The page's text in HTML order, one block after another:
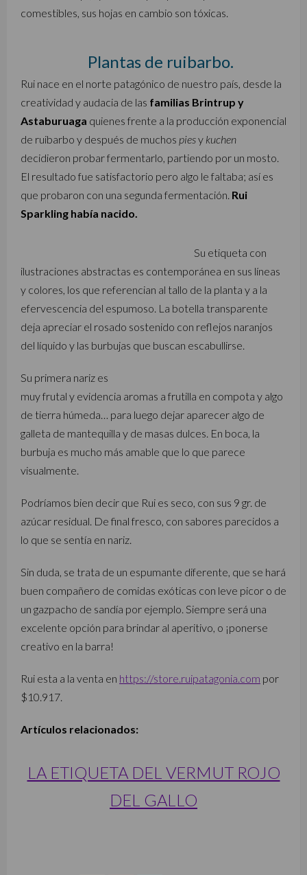
comestibles, sus hojas en cambio son tóxicas.
Plantas de ruibarbo.
Rui nace en el norte patagónico de nuestro país, desde la
creatividad y audacia de las familias Brintrup y
Astaburuaga quienes frente a la producción exponencial
de ruibarbo y después de muchos piesy kuchen
decidieron probar fermentarlo, partiendo por un mosto.
El resultado fue satisfactorio pero algo le faltaba; así es
que probaron con una segunda fermentación. Rui
Sparkling había nacido.
Su etiqueta con
ilustraciones abstractas es contemporánea en sus líneas
y colores, los que referencian al tallo de la planta y a la
efervescencia del espumoso. La botella transparente
deja apreciar el rosado sostenido con reflejos naranjos
del líquido y las burbujas que buscan escabullirse.
Su primera nariz es
muy frutal y evidencia aromas a frutilla en compota y algo
de tierra húmeda… para luego dejar aparecer algo de
galleta de mantequilla y de masas dulces. En boca, la
burbuja es mucho más amable que lo que parece
visualmente.
Podríamos bien decir que Rui es seco, con sus 9 gr. de
azúcar residual. De final fresco, con sabores parecidos a
lo que se sentía en nariz.
Sin duda, se trata de un espumante diferente, que se hará
buen compañero de comidas exóticas con leve picor o de
un gazpacho de sandía por ejemplo. Siempre será una
excelente opción para brindar al aperitivo, o ¡ponerse
creativo en la barra!
Rui esta a la venta en https://store.ruipatagonia.com por
$10.917.
Artículos relacionados:
LA ETIQUETA DEL VERMUT ROJO
DEL GALLO